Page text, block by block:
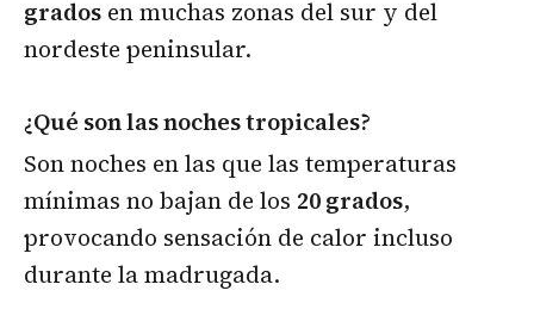
grados en muchas zonas del sur y del
nordeste peninsular.
¿Qué son las noches tropicales?
Son noches en las que las temperaturas
mínimas no bajan de los 20 grados,
provocando sensación de calor incluso
durante la madrugada.